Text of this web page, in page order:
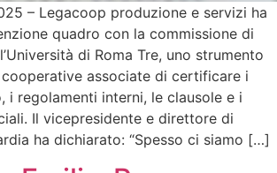
– Legacoop produzione e servizi ha
quadro con la commissione di
di Roma Tre, uno strumento
associate di certificare i
i regolamenti interni, le clausole e i
Il vicepresidente e direttore di
ha dichiarato: “Spesso ci siamo […]